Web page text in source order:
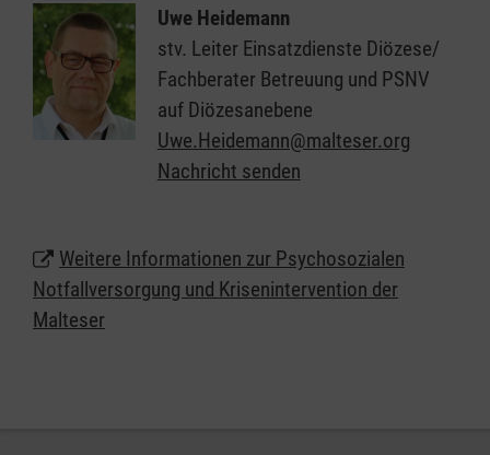
oftmals nicht aus. Es handelt sich dabei nicht nur
um Unterstützung nach schwerwiegenden
Ereignissen für die Bevölkerung in Altenbeken,
sondern auch um die gezielte Fürsorge für unsere
Helfenden und Mitarbeitenden.
Uwe Heidemann
stv. Leiter Einsatzdienste Diözese/
Fachberater Betreuung und PSNV
auf Diözesanebene
Uwe.Heidemann@malteser.org
Nachricht senden
Weitere Informationen zur Psychosozialen
Notfallversorgung und Krisenintervention der
Malteser